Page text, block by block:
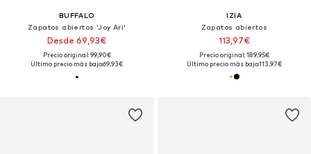
BUFFALO
Zapatos abiertos 'Joy Ari'
Desde 69,93€
Precio original: 99,90€
Último precio más bajo:69,93€
IZIA
Zapatos abiertos
113,97€
Precio original: 189,95€
Último precio más bajo:113,97€